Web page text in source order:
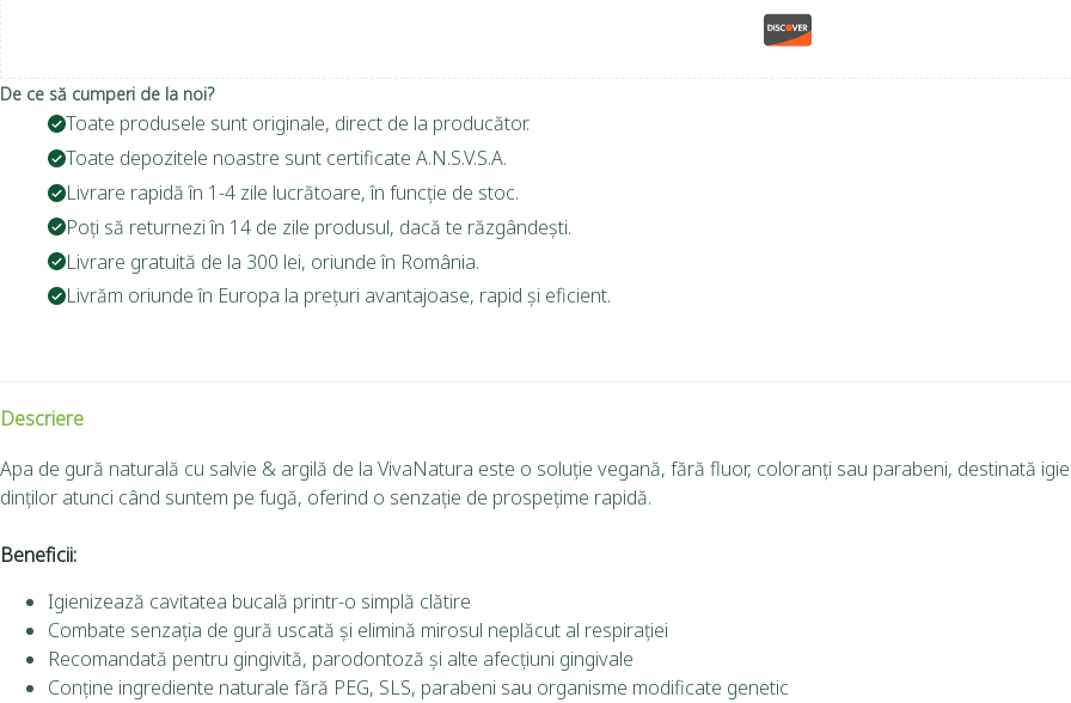
De ce să cumperi de la noi?
Toate produsele sunt originale, direct de la producător.
Toate depozitele noastre sunt certificate A.N.S.V.S.A.
Livrare rapidă în 1-4 zile lucrătoare, în funcție de stoc.
Poți să returnezi în 14 de zile produsul, dacă te răzgândești.
Livrare gratuită de la 300 lei, oriunde în România.
Livrăm oriunde în Europa la prețuri avantajoase, rapid și eficient.
Descriere
Apa de gură naturală cu salvie & argilă de la VivaNatura este o soluție vegană, fără fluor, coloranți sau parabeni, destinată
dinților atunci când suntem pe fugă, oferind o senzație de prospețime rapidă.
Beneficii:
Igienizează cavitatea bucală printr-o simplă clătire
Combate senzația de gură uscată și elimină mirosul neplăcut al respirației
Recomandată pentru gingivită, parodontoză și alte afecțiuni gingivale
Conține ingrediente naturale fără PEG, SLS, parabeni sau organisme modificate genetic